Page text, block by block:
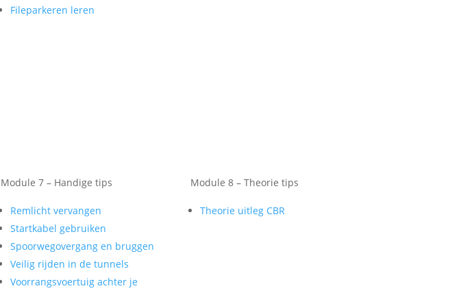
Fileparkeren leren
Module 7 – Handige tips
Remlicht vervangen
Startkabel gebruiken
Spoorwegovergang en bruggen
Veilig rijden in de tunnels
Voorrangsvoertuig achter je
Module 8 – Theorie tips
Theorie uitleg CBR